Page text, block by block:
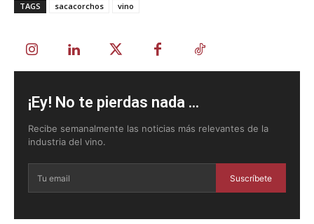
TAGS sacacorchos vino
¡Ey! No te pierdas nada ...
Recibe semanalmente las noticias más relevantes de la
industria del vino.
Suscríbete